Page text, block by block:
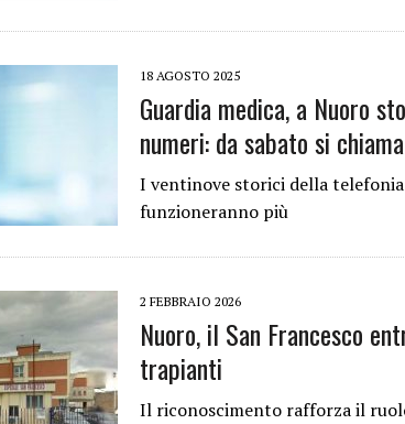
18 AGOSTO 2025
Guardia medica, a Nuoro
numeri: da sabato si
I ventinove storici della
funzioneranno più
2 FEBBRAIO 2026
Nuoro, il San Francesco
trapianti
Il riconoscimento rafforza il